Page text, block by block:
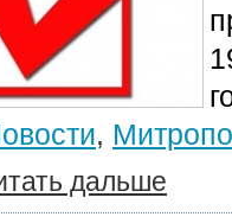
,
дальше